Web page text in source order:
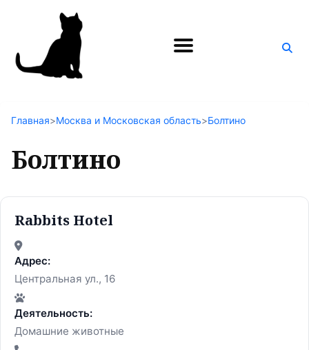
Поиск
Главная>Москва и Московская область>Болтино
Болтино
Rabbits Hotel
Адрес:
Центральная ул., 16
Деятельность:
Домашние животные